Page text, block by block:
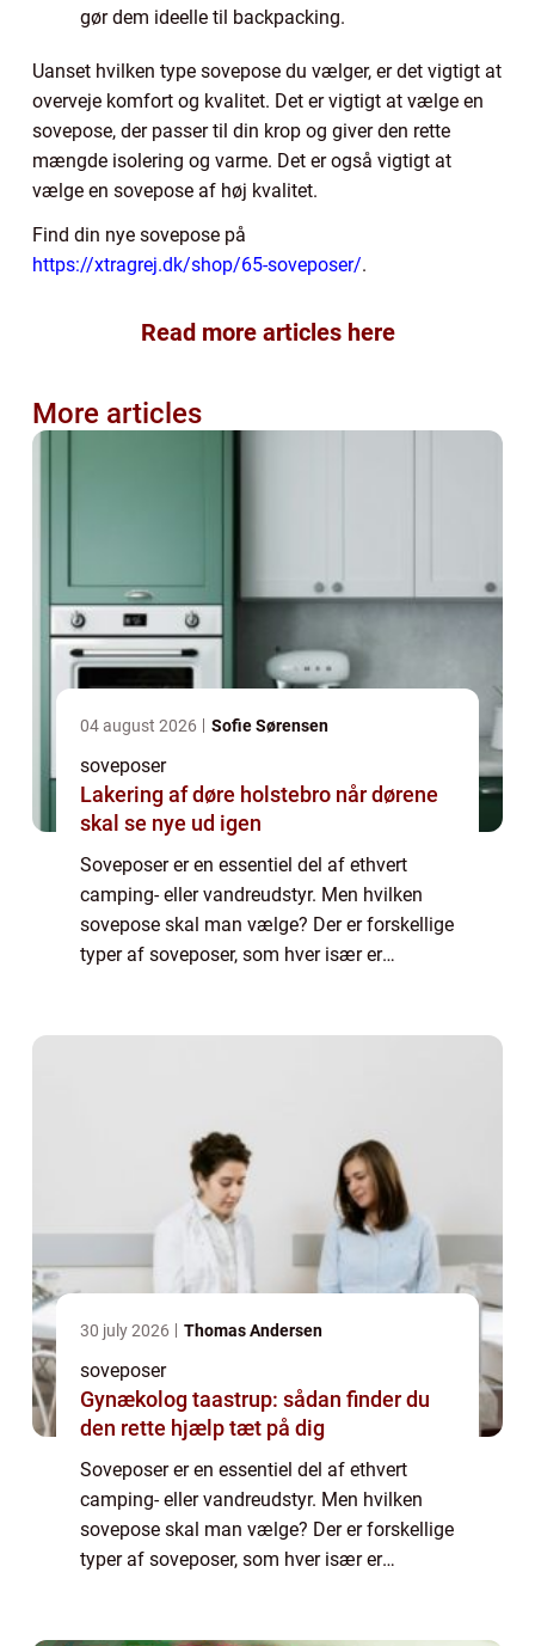
gør dem ideelle til backpacking.
Uanset hvilken type sovepose du vælger, er det vigtigt at
overveje komfort og kvalitet. Det er vigtigt at vælge en
sovepose, der passer til din krop og giver den rette
mængde isolering og varme. Det er også vigtigt at
vælge en sovepose af høj kvalitet.
Find din nye sovepose på
https://xtragrej.dk/shop/65-soveposer/.
Read more articles here
More articles
04 august 2026 Sofie Sørensen
soveposer
Lakering af døre holstebro når dørene
skal se nye ud igen
Soveposer er en essentiel del af ethvert
camping- eller vandreudstyr. Men hvilken
sovepose skal man vælge? Der er forskellige
typer af soveposer, som hver især er
30 july 2026 Thomas Andersen
soveposer
Gynækolog taastrup: sådan finder du
den rette hjælp tæt på dig
Soveposer er en essentiel del af ethvert
camping- eller vandreudstyr. Men hvilken
sovepose skal man vælge? Der er forskellige
typer af soveposer, som hver især er